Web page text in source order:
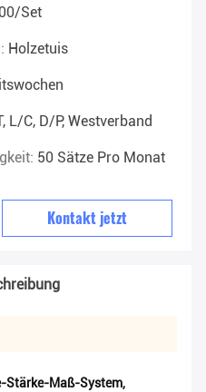
set
Holzetuis
L/C, D/P, Westverband
50 Sätze Pro Monat
Kontakt jetzt
Stärke-Maß-System,